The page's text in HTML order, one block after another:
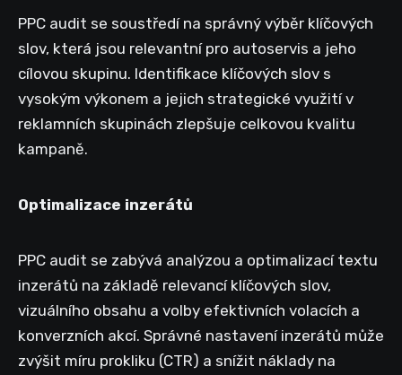
PPC audit se soustředí na správný výběr klíčových
slov, která jsou relevantní pro autoservis a jeho
cílovou skupinu. Identifikace klíčových slov s
vysokým výkonem a jejich strategické využití v
reklamních skupinách zlepšuje celkovou kvalitu
kampaně.
Optimalizace inzerátů
PPC audit se zabývá analýzou a optimalizací textu
inzerátů na základě relevancí klíčových slov,
vizuálního obsahu a volby efektivních volacích a
konverzních akcí. Správné nastavení inzerátů může
zvýšit míru prokliku (CTR) a snížit náklady na